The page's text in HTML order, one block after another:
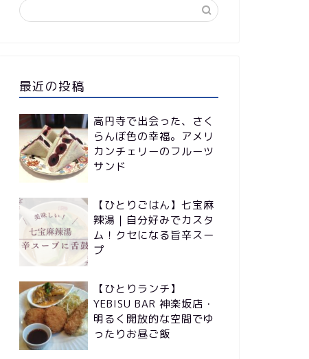
最近の投稿
高円寺で出会った、さく
らんぼ色の幸福。アメリ
カンチェリーのフルーツ
サンド
【ひとりごはん】七宝麻
辣湯｜自分好みでカスタ
ム！クセになる旨辛スー
プ
【ひとりランチ】
YEBISU BAR 神楽坂店・
明るく開放的な空間でゆ
ったりお昼ご飯